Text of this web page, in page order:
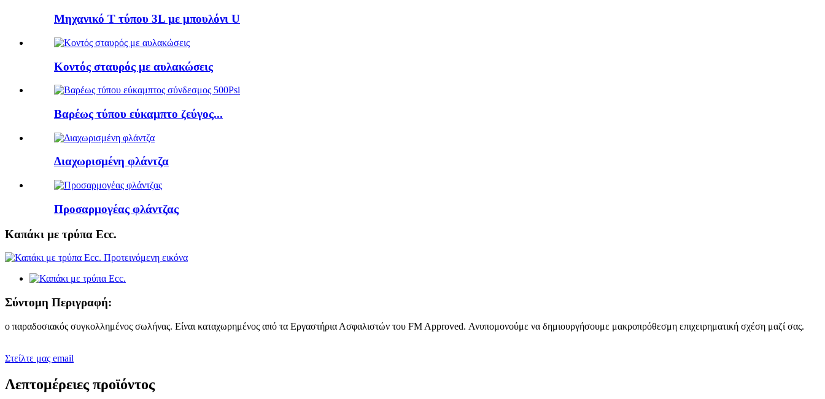
Μηχανικό Τ τύπου 3L με μπουλόνι U
Κοντός σταυρός με αυλακώσεις
Βαρέως τύπου εύκαμπτο ζεύγος...
Διαχωρισμένη φλάντζα
Προσαρμογέας φλάντζας
Καπάκι με τρύπα Ecc.
Σύντομη Περιγραφή:
ο παραδοσιακός συγκολλημένος σωλήνας. Είναι καταχωρημένος από τα Εργαστήρια Ασφαλιστών του FM Approved. Ανυπομονούμε να δημιουργήσουμε μακροπρόθεσμη επιχειρηματική σχέση μαζί σας.
Στείλτε μας email
Λεπτομέρειες προϊόντος